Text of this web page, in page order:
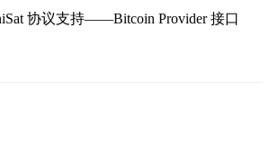
协议支持——Bitcoin Provider 接口